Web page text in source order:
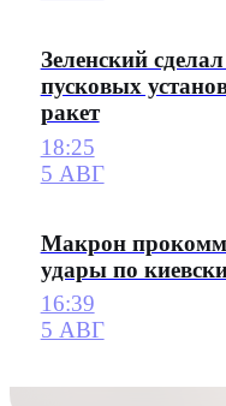
Зеленский
пусковых
ракет
18:25
5 АВГ
Макрон
удары по
16:39
5 АВГ